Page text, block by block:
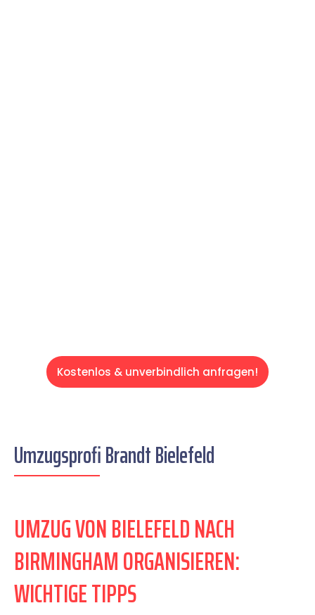
Kostenlos & unverbindlich anfragen!
Umzugsprofi Brandt Bielefeld
UMZUG VON BIELEFELD NACH
BIRMINGHAM ORGANISIEREN:
WICHTIGE TIPPS